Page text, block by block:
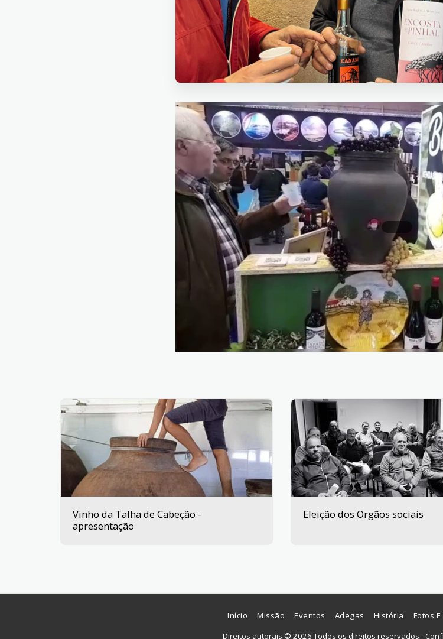
Vinho da Talha de Cabeção -
apresentação
Eleição dos Orgãos sociais
Início Missão Eventos Adegas História Fotos
Direitos autorais © 2026 Todos os direitos reservados -